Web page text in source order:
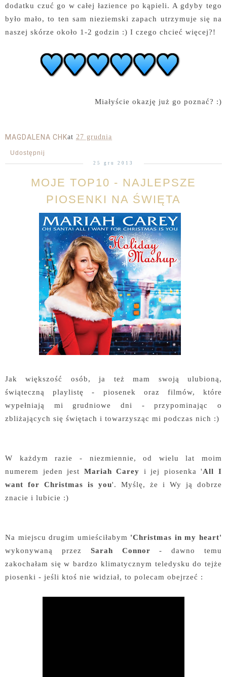
dodatku czuć go w całej łazience po kąpieli. A gdyby tego
było mało, to ten sam nieziemski zapach utrzymuje się na
naszej skórze około 1-2 godzin :) I czego chcieć więcej?!
Miałyście okazję już go poznać? :)
MAGDALENA CHKat 27 grudnia
Udostępnij
25 gru 2013
MOJE TOP10 - NAJLEPSZE
PIOSENKI NA ŚWIĘTA
Jak większość osób, ja też mam swoją ulubioną,
świąteczną playlistę - piosenek oraz filmów, które
wypełniają mi grudniowe dni - przypominając o
zbliżających się świętach i towarzysząc mi podczas nich :)
W każdym razie - niezmiennie, od wielu lat moim
numerem jeden jest Mariah Carey i jej piosenka 'All I
want for Christmas is you'. Myślę, że i Wy ją dobrze
znacie i lubicie :)
Na miejscu drugim umieściłabym 'Christmas in my heart'
wykonywaną przez Sarah Connor- dawno temu
zakochałam się w bardzo klimatycznym teledysku do tejże
piosenki - jeśli ktoś nie widział, to polecam obejrzeć :